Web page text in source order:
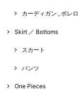
カーディガン , ボレロ
Skirt ／ Bottoms
スカート
パンツ
One Pieces